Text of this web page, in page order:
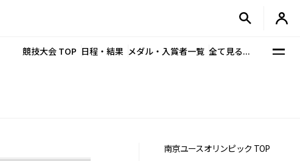
競技大会 TOP 日程・結果 メダル・入賞者一覧 全て見る...
南京ユースオリンピック TOP